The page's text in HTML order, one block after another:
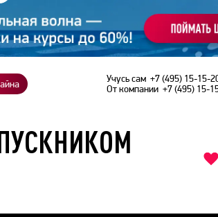
Учусь сам +7 (495) 15-15-
От компании +7 (495) 15-